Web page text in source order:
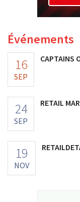
Événements
16
SEP
CAPTAINS
24
SEP
RETAIL
19
NOV